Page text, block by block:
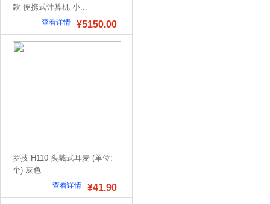
款 便携式计算机 小...
¥5150.00
查看详情
罗技 H110 头戴式耳麦 (单位:
个) 灰色
¥41.90
查看详情